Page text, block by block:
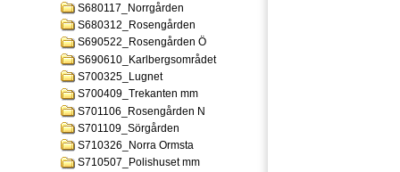
S680117_Norrgården
S680312_Rosengården
S690522_Rosengården Ö
S690610_Karlbergsområdet
S700325_Lugnet
S700409_Trekanten mm
S701106_Rosengården N
S701109_Sörgården
S710326_Norra Ormsta
S710507_Polishuset mm